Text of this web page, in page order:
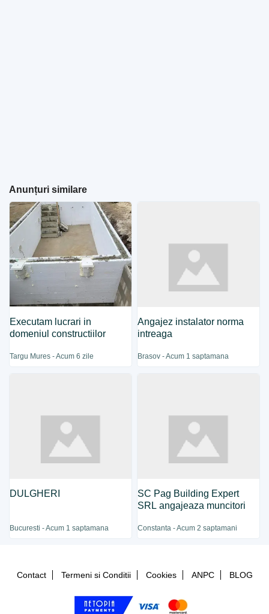
Anunțuri similare
Executam lucrari in
domeniul constructiilor
Targu Mures - Acum 6 zile
Angajez instalator norma
intreaga
Brasov - Acum 1 saptamana
DULGHERI
Bucuresti - Acum 1 saptamana
SC Pag Building Expert
SRL angajeaza muncitori
Constanta - Acum 2 saptamani
Contact Termeni si Conditii Cookies ANPC BLOG